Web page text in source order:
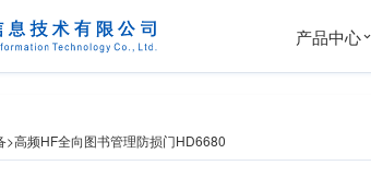
产品中心
>高频HF全向图书管理防损门HD6680